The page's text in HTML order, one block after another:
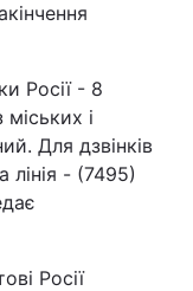
Росії - 8
і
Для дзвінків
лінія - (7495)
Росії